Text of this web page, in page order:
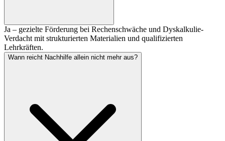
Ja – gezielte Förderung bei Rechenschwäche und Dyskalkulie-
Verdacht mit strukturierten Materialien und qualifizierten
Lehrkräften.
Wann reicht Nachhilfe allein nicht mehr aus?